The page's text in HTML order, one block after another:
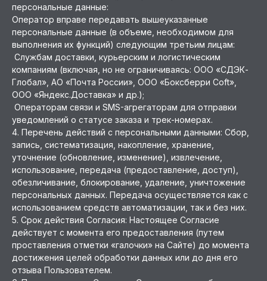
персональные данные:
Оператор вправе передавать вышеуказанные
персональные данные (в объеме, необходимом для
выполнения их функций) следующим третьим лицам:
Службам доставки, курьерским и логистическим
компаниям (включая, но не ограничиваясь: ООО «СДЭК-
Глобал», АО «Почта России», ООО «Боксберри Сoft»,
ООО «Яндекс.Доставка» и др.);
Операторам связи и SMS-агрегаторам для отправки
уведомлений о статусе заказа и трек-номерах.
4. Перечень действий с персональными данными: Сбор,
запись, систематизация, накопление, хранение,
уточнение (обновление, изменение), извлечение,
использование, передача (предоставление, доступ),
обезличивание, блокирование, удаление, уничтожение
персональных данных. Передача осуществляется как с
использованием средств автоматизации, так и без них.
5. Срок действия Согласия: Настоящее Согласие
действует с момента его предоставления (путем
проставления отметки «галочки» на Сайте) до момента
достижения целей обработки данных или до дня его
отзыва Пользователем.